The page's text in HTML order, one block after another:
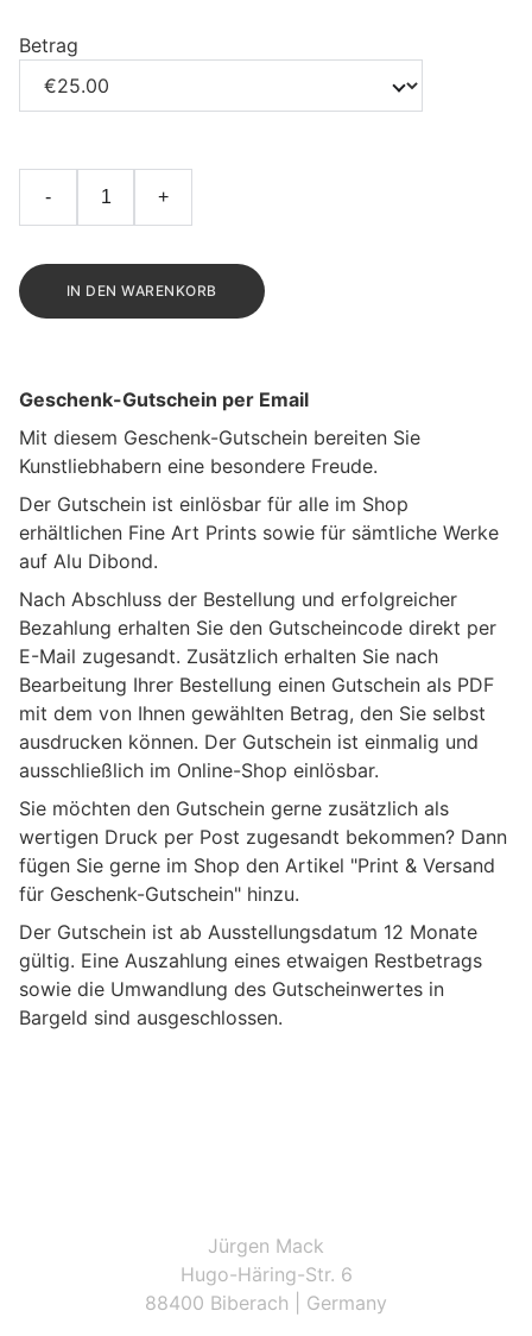
Betrag
- +
IN DEN WARENKORB
Geschenk-Gutschein per Email
Mit diesem Geschenk-Gutschein bereiten Sie
Kunstliebhabern eine besondere Freude.
Der Gutschein ist einlösbar für alle im Shop
erhältlichen Fine Art Prints sowie für sämtliche Werke
auf Alu Dibond.
Nach Abschluss der Bestellung und erfolgreicher
Bezahlung erhalten Sie den Gutscheincode direkt per
E-Mail zugesandt. Zusätzlich erhalten Sie nach
Bearbeitung Ihrer Bestellung einen Gutschein als PDF
mit dem von Ihnen gewählten Betrag, den Sie selbst
ausdrucken können. Der Gutschein ist einmalig und
ausschließlich im Online-Shop einlösbar.
Sie möchten den Gutschein gerne zusätzlich als
wertigen Druck per Post zugesandt bekommen? Dann
fügen Sie gerne im Shop den Artikel "Print & Versand
für Geschenk-Gutschein" hinzu.
Der Gutschein ist ab Ausstellungsdatum 12 Monate
gültig. Eine Auszahlung eines etwaigen Restbetrags
sowie die Umwandlung des Gutscheinwertes in
Bargeld sind ausgeschlossen.
Jürgen Mack
Hugo-Häring-Str. 6
88400 Biberach | Germany